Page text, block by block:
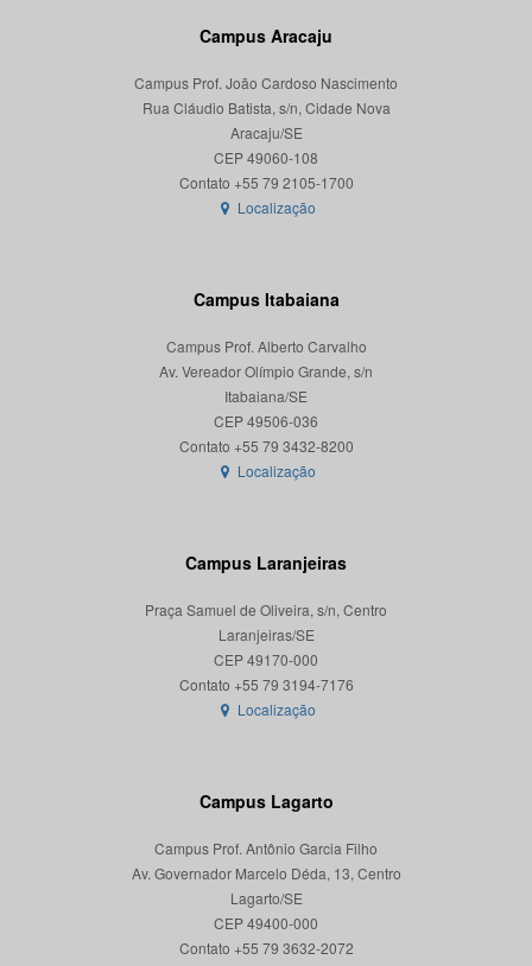
Campus Aracaju
Campus Prof. João Cardoso Nascimento
Rua Cláudio Batista, s/n, Cidade Nova
Aracaju/SE
CEP 49060-108
Localização
Campus Itabaiana
Campus Prof. Alberto Carvalho
Av. Vereador Olímpio Grande, s/n
Itabaiana/SE
CEP 49506-036
Localização
Campus Laranjeiras
Praça Samuel de Oliveira, s/n, Centro
Laranjeiras/SE
CEP 49170-000
Localização
Campus Lagarto
Campus Prof. Antônio Garcia Filho
Av. Governador Marcelo Déda, 13, Centro
Lagarto/SE
CEP 49400-000